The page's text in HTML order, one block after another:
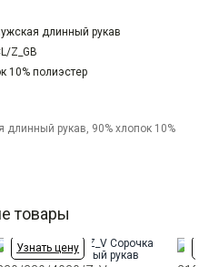
длинный рукав
Z_GB
10% полиэстер
рукав, 90% хлопок 10%
товары
Узнать цену